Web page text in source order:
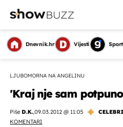
Dnevnik.hr Vijesti Sport
LJUBOMORNA NA ANGELINU
'Kraj nje sam
Piše D.K.,09.03.2012 @ 11:05
KOMENTARI